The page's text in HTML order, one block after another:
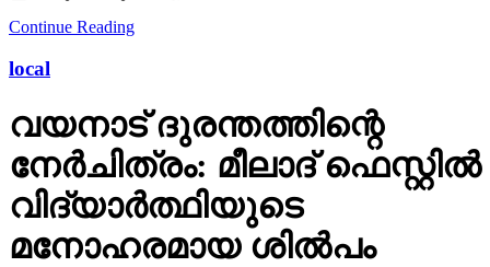
Continue Reading
local
വയനാട് ദുരന്തത്തിന്റെ
നേർചിത്രം: മീലാദ് ഫെസ്റ്റിൽ
വിദ്യാർത്ഥിയുടെ
മനോഹരമായ ശിൽപം